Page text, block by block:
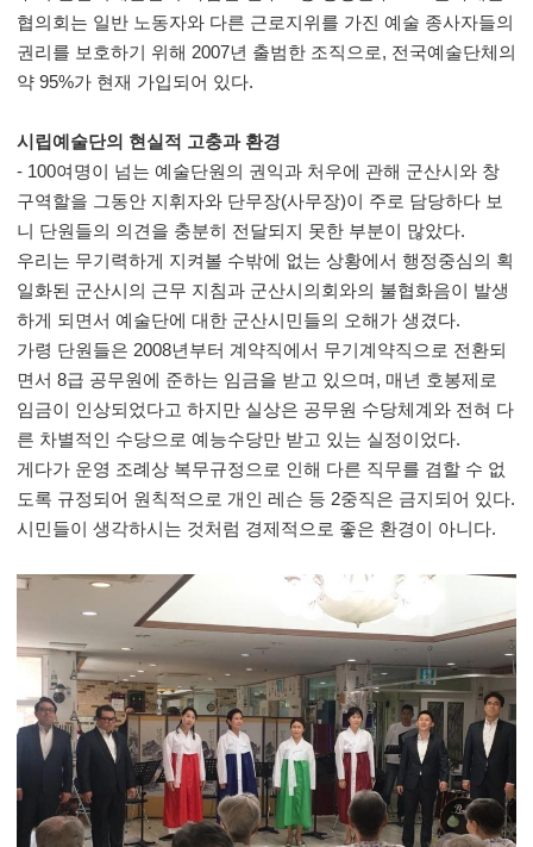
협의회는 일반 노동자와 다른 근로지위를 가진 예술 종사자들의
권리를 보호하기 위해 2007년 출범한 조직으로, 전국예술단체의
약 95%가 현재 가입되어 있다.
시립예술단의 현실적 고충과 환경
- 100여명이 넘는 예술단원의 권익과 처우에 관해 군산시와 창
구역할을 그동안 지휘자와 단무장(사무장)이 주로 담당하다 보
니 단원들의 의견을 충분히 전달되지 못한 부분이 많았다.
우리는 무기력하게 지켜볼 수밖에 없는 상황에서 행정중심의 획
일화된 군산시의 근무 지침과 군산시의회와의 불협화음이 발생
하게 되면서 예술단에 대한 군산시민들의 오해가 생겼다.
가령 단원들은 2008년부터 계약직에서 무기계약직으로 전환되
면서 8급 공무원에 준하는 임금을 받고 있으며, 매년 호봉제로
임금이 인상되었다고 하지만 실상은 공무원 수당체계와 전혀 다
른 차별적인 수당으로 예능수당만 받고 있는 실정이었다.
게다가 운영 조례상 복무규정으로 인해 다른 직무를 겸할 수 없
도록 규정되어 원칙적으로 개인 레슨 등 2중직은 금지되어 있다.
시민들이 생각하시는 것처럼 경제적으로 좋은 환경이 아니다.